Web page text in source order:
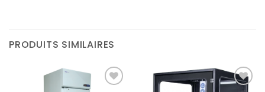
PRODUITS SIMILAIRES